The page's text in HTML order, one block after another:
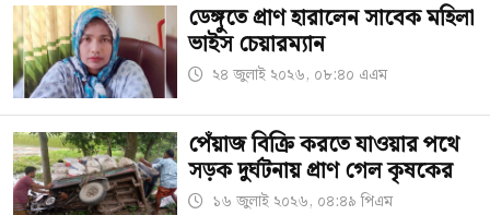
ডেঙ্গুতে প্রাণ হারালেন সাবেক মহিলা
ভাইস চেয়ারম্যান
২৪ জুলাই ২০২৬, ০৮:৪০ এএম
পেঁয়াজ বিক্রি করতে যাওয়ার পথে
সড়ক দুর্ঘটনায় প্রাণ গেল কৃষকের
১৬ জুলাই ২০২৬, ০৪:৪৯ পিএম